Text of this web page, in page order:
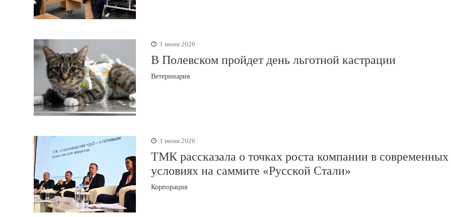
1 июня 2026
В Полевском пройдет день льготной кастрации
Ветеринария
1 июня 2026
ТМК рассказала о точках роста компании в современных
условиях на саммите «Русской Стали»
Корпорация